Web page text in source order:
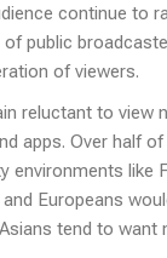
continue to
public
of viewers.
reluctant to view
apps. Over half
environments like
Europeans
tend to want